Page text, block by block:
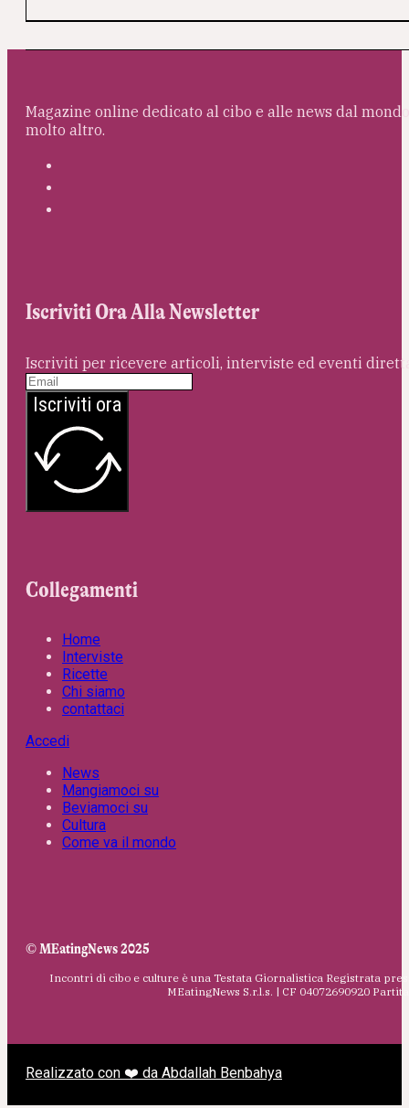
Magazine online dedicato al cibo e alle news dal
molto altro.
Iscriviti Ora Alla Newsletter
Iscriviti per ricevere articoli, interviste ed eventi
Iscriviti ora
Collegamenti
Home
Interviste
Ricette
Chi siamo
contattaci
Accedi
News
Mangiamoci su
Beviamoci su
Cultura
Come va il mondo
© MEatingNews 2025
Incontri di cibo e culture è una Testata Giornalistica Registrata
MEatingNews S.r.l.s. | CF 04072690920
Realizzato con ❤️ da Abdallah Benbahya